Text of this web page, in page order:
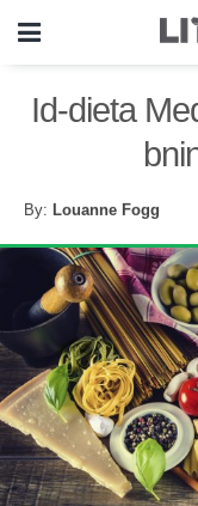
Id-dieta
By: Louanne Fogg